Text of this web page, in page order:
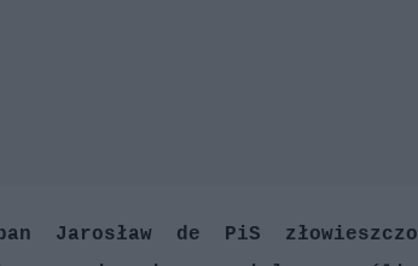
Jarosław de PiS złowieszczo